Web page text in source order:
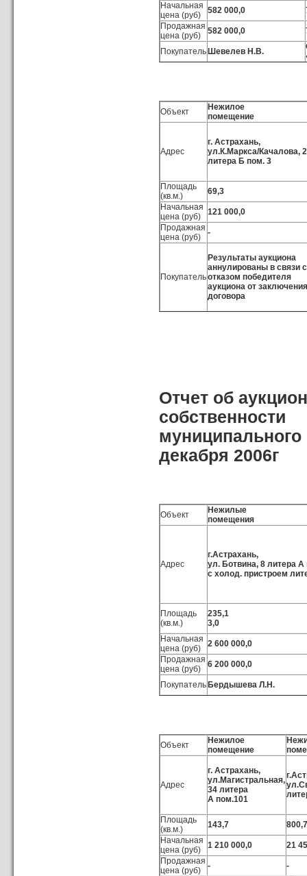
Начальная
цена (руб)
582 000,0
Продажная
цена (руб)
582 000,0
Покупатель Шевелев Н.В.
Объект
Нежилое
помещение
Адрес
г. Астрахань,
ул.К.Маркса/Качалова,
литера Б пом. 3
Площадь
(кв.м.)
69,3
Начальная
цена (руб)
121 000,0
Продажная
цена (руб)
-
Покупатель
Результаты аукциона
аннулированы в связи с
отказом победителя
аукциона от заключения
договора
Отчет об
собственности
декабря 2006г
Объект
Нежилые
помещения
Адрес
г.Астрахань,
ул. Ботвина, 8 литера А
с холод. пристроем
Площадь
(кв.м.)
235,1
3,0
Начальная
цена (руб)
2 600 000,0
Продажная
цена (руб)
6 200 000,0
Покупатель Бердышева Л.Н.
Объект
Нежилое
помещение
Адрес
г. Астрахань,
ул.Магистральная,
34 литера
А пом.101
Площадь
(кв.м.)
143,7
800,7
Начальная
цена (руб)
1 210 000,0
21
Продажная
цена (руб)
- -